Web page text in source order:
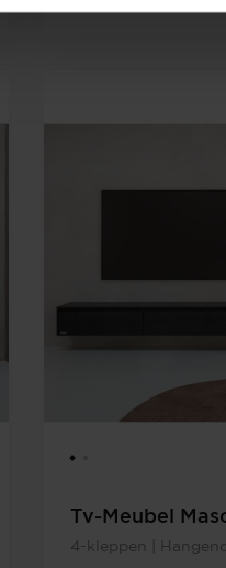
Tv-Meubel
4-kleppen |